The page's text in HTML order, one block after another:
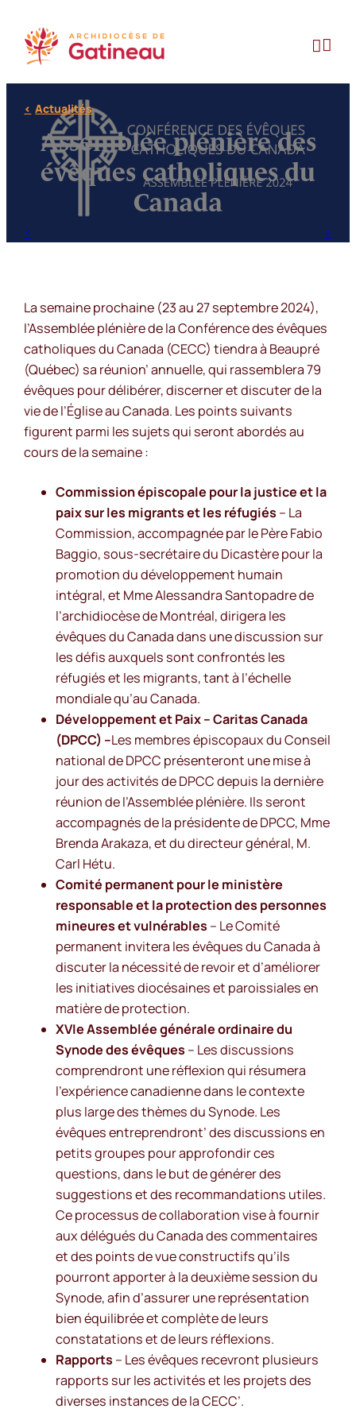
contenu

Actualités
Assemblée plénière des
évêques catholiques du
Canada
La semaine prochaine (23 au 27 septembre 2024),
l’Assemblée plénière de la Conférence des évêques
catholiques du Canada (CECC) tiendra à Beaupré
(Québec) sa réunion’ annuelle, qui rassemblera 79
évêques pour délibérer, discerner et discuter de la
vie de l’Église au Canada. Les points suivants
figurent parmi les sujets qui seront abordés au
cours de la semaine :
Commission épiscopale pour la justice et la
paix sur les migrants et les réfugiés – La
Commission, accompagnée par le Père Fabio
Baggio, sous-secrétaire du Dicastère pour la
promotion du développement humain
intégral, et Mme Alessandra Santopadre de
l’archidiocèse de Montréal, dirigera les
évêques du Canada dans une discussion sur
les défis auxquels sont confrontés les
réfugiés et les migrants, tant à l’échelle
mondiale qu’au Canada.
Développement et Paix – Caritas Canada
(DPCC) –Les membres épiscopaux du Conseil
national de DPCC présenteront une mise à
jour des activités de DPCC depuis la dernière
réunion de l’Assemblée plénière. Ils seront
accompagnés de la présidente de DPCC, Mme
Brenda Arakaza, et du directeur général, M.
Carl Hétu.
Comité permanent pour le ministère
responsable et la protection des personnes
mineures et vulnérables – Le Comité
permanent invitera les évêques du Canada à
discuter la nécessité de revoir et d’améliorer
les initiatives diocésaines et paroissiales en
matière de protection.
XVIe Assemblée générale ordinaire du
Synode des évêques – Les discussions
comprendront une réflexion qui résumera
l’expérience canadienne dans le contexte
plus large des thèmes du Synode. Les
évêques entreprendront’ des discussions en
petits groupes pour approfondir ces
questions, dans le but de générer des
suggestions et des recommandations utiles.
Ce processus de collaboration vise à fournir
aux délégués du Canada des commentaires
et des points de vue constructifs qu’ils
pourront apporter à la deuxième session du
Synode, afin d’assurer une représentation
bien équilibrée et complète de leurs
constatations et de leurs réflexions.
Rapports – Les évêques recevront plusieurs
rapports sur les activités et les projets des
diverses instances de la CECC’.